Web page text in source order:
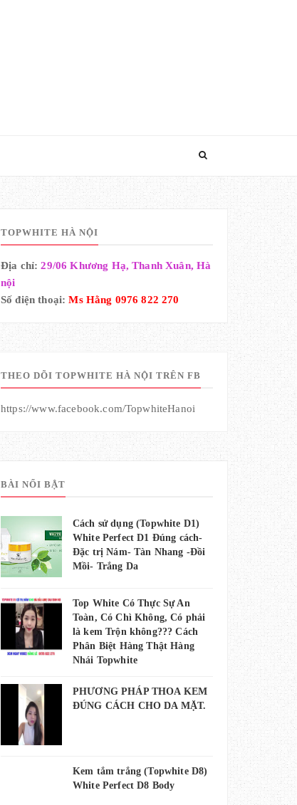
TOPWHITE HÀ NỘI
Địa chỉ:29/06 Khương Hạ, Thanh Xuân, Hà
nội
Số điện thoại:Ms Hằng 0976 822 270
THEO DÕI TOPWHITE HÀ NỘI TRÊN FB
https://www.facebook.com/TopwhiteHanoi
BÀI NỔI BẬT
Cách sử dụng (Topwhite D1)
White Perfect D1 Đúng cách-
Đặc trị Nám- Tàn Nhang -Đồi
Mồi- Trắng Da
Top White Có Thực Sự An
Toàn, Có Chì Không, Có phải
là kem Trộn không??? Cách
Phân Biệt Hàng Thật Hàng
Nhái Topwhite
PHƯƠNG PHÁP THOA KEM
ĐÚNG CÁCH CHO DA MẶT.
Kem tắm trắng (Topwhite D8)
White Perfect D8 Body